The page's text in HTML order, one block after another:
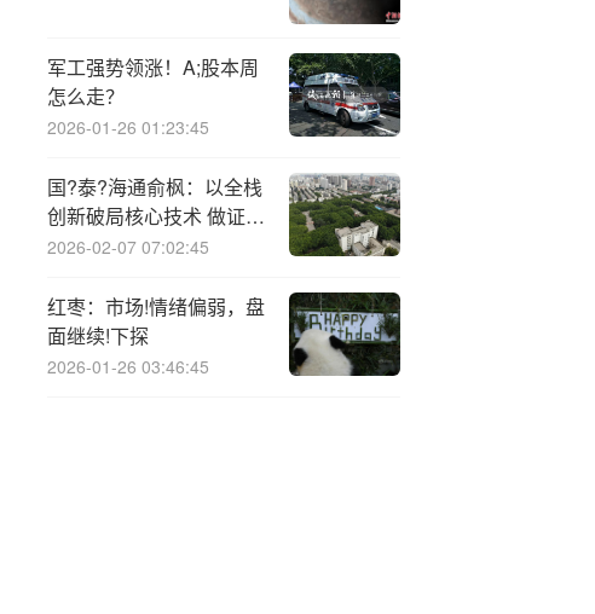
军工强势领涨！A;股本周
怎么走？
2026-01-26 01:23:45
国?泰?海通俞枫：以全栈
创新破局核心技术 做证券
行业智能化先行者
2026-02-07 07:02:45
红枣：市场!情绪偏弱，盘
面继续!下探
2026-01-26 03:46:45